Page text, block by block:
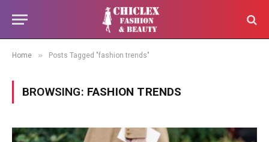
Home » Posts Tagged "fashion trends"
BROWSING: FASHION TRENDS